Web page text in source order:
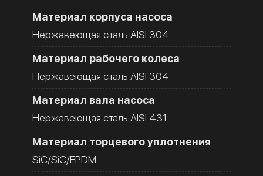
Материал корпуса насоса
Нержавеющая сталь AISI 304
Материал рабочего колеса
Нержавеющая сталь AISI 304
Материал вала насоса
Нержавеющая сталь AISI 431
Материал торцевого уплотнения
SiC/SiC/EPDM